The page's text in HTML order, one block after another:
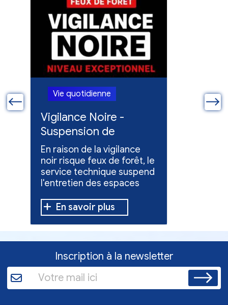
Vie quotidienne
Vigilance Noire -
Suspension de
l'entretien des
espaces verts
En raison de la vigilance
noir risque feux de forêt, le
service technique suspend
l'entretien des espaces
En savoir plus
Vie
Feux
Inscription à la newsletter